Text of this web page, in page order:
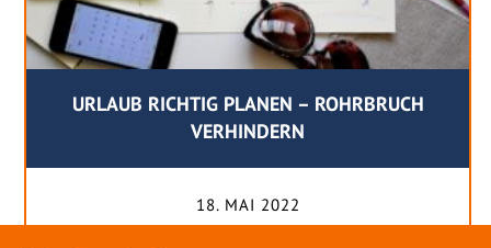
URLAUB RICHTIG PLANEN – ROHRBRUCH
VERHINDERN
18. MAI 2022